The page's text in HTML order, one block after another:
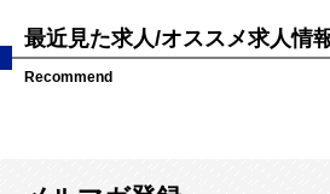
最近見た求人/オススメ求人情
Recommend